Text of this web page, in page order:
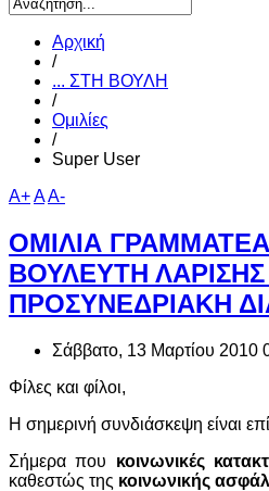
Αρχική
/
... ΣΤΗ ΒΟΥΛΗ
/
Ομιλίες
/
Super User
A+AA-
ΟΜΙΛΙΑ
ΒΟΥΛΕΥΤΗ
ΠΡΟΣΥΝΕΔΡΙΑΚΗ
Σάββατο, 13 Μαρτίου 2010
Φίλες και φίλοι,
Η σημερινή συνδιάσκεψη είναι
Σήμερα που κοινωνικές
καθεστώς της κοινωνικής